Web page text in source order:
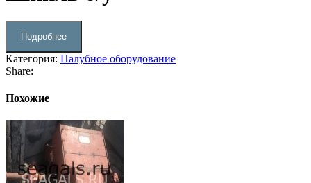
Подробнее
Категория: Палубное оборудование
Share:
Похожие